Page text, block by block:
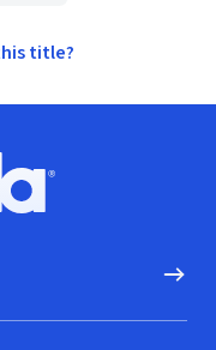
title?
logo, Go to homepage